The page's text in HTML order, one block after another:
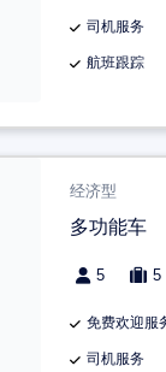
司机服务
航班跟踪
经济型
多功能车
5 5
免费欢迎服
司机服务